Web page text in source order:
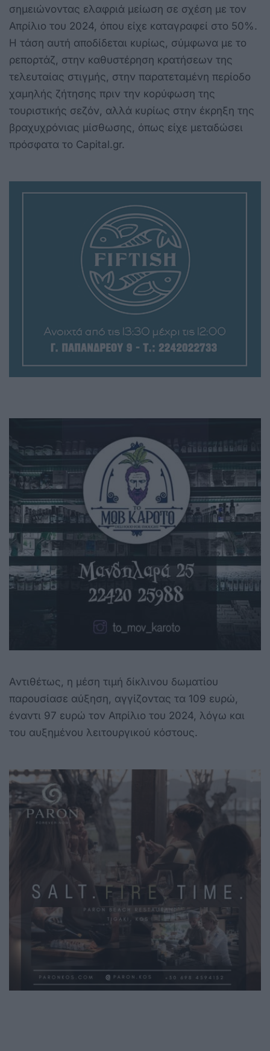
σημειώνοντας ελαφριά μείωση σε σχέση με τον
Απρίλιο του 2024, όπου είχε καταγραφεί στο 50%.
Η τάση αυτή αποδίδεται κυρίως, σύμφωνα με το
ρεπορτάζ, στην καθυστέρηση κρατήσεων της
τελευταίας στιγμής, στην παρατεταμένη περίοδο
χαμηλής ζήτησης πριν την κορύφωση της
τουριστικής σεζόν, αλλά κυρίως στην έκρηξη της
βραχυχρόνιας μίσθωσης, όπως είχε μεταδώσει
πρόσφατα το Capital.gr.
Αντιθέτως, η μέση τιμή δίκλινου δωματίου
παρουσίασε αύξηση, αγγίζοντας τα 109 ευρώ,
έναντι 97 ευρώ τον Απρίλιο του 2024, λόγω και
του αυξημένου λειτουργικού κόστους.